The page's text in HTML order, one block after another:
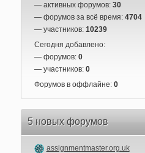
— активных форумов: 30
— форумов за всё время: 4704
— участников: 10239
Сегодня добавлено:
— форумов: 0
— участников: 0
Форумов в оффлайне: 0
5 новых форумов
assignmentmaster.org.uk